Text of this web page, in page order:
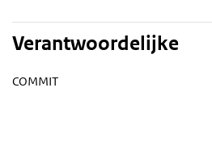
Verantwoordelijke
COMMIT